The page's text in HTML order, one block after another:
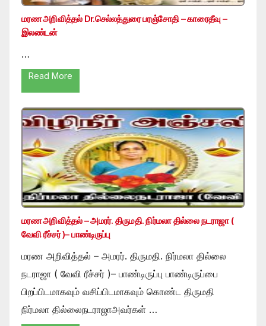
மரண அறிவித்தல் Dr.செல்லத்துரை பரஞ்சோதி – காரைதீவு –
இலண்டன்
…
Read More
மரண அறிவித்தல் – அமரர். திருமதி. நிர்மலா தில்லை நடராஜா (
வேவி ரீச்சர் )– பாண்டிருப்பு
மரண அறிவித்தல் – அமரர். திருமதி. நிர்மலா தில்லை
நடராஜா ( வேவி ரீச்சர் )– பாண்டிருப்பு பாண்டிருப்பை
பிறப்பிடமாகவும் வசிப்பிடமாகவும் கொண்ட திருமதி
நிர்மலா தில்லைநடராஜாஅவர்கள் …